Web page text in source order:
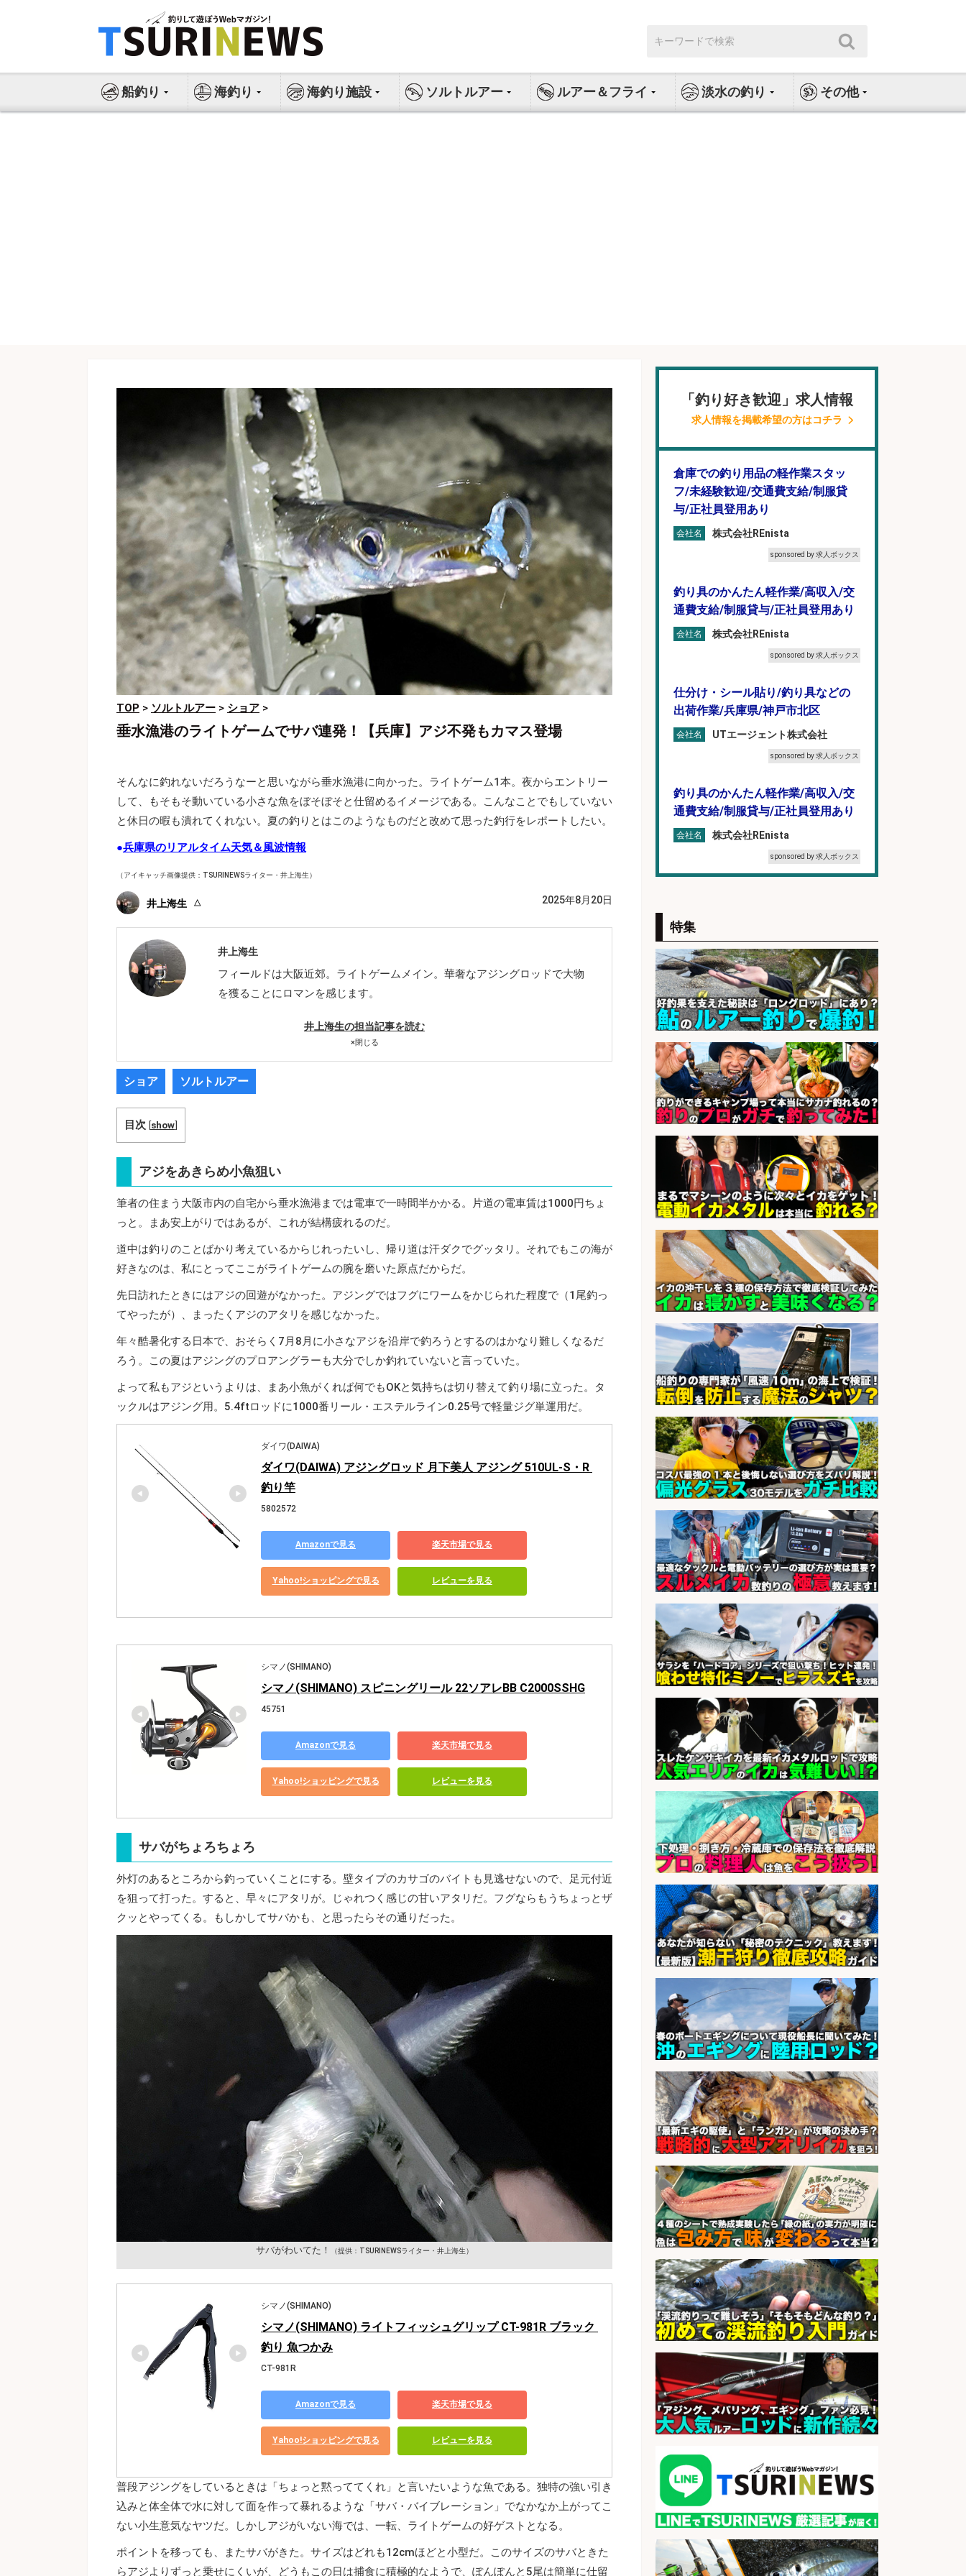
ス
索:
船釣り 海釣り 海釣り施設 ソルトルアー ルアー＆フライ 淡水の釣り その他
TOP > ソルトルアー > ショア >
垂水漁港のライトゲームでサバ連発！【兵庫】アジ不発もカマス登場
そんなに釣れないだろうなーと思いながら垂水漁港に向かった。ライトゲーム1本。夜からエントリー
して、もそもそ動いている小さな魚をぼそぼそと仕留めるイメージである。こんなことでもしていない
と休日の暇も潰れてくれない。夏の釣りとはこのようなものだと改めて思った釣行をレポートしたい。
●兵庫県のリアルタイム天気＆風波情報
（アイキャッチ画像提供：TSURINEWSライター・井上海生）
井上海生 2025年8月20日
井上海生
フィールドは大阪近郊。ライトゲームメイン。華奢なアジングロッドで大物
を獲ることにロマンを感じます。
井上海生の担当記事を読む
×閉じる
ショア ソルトルアー
目次 [show]
アジをあきらめ小魚狙い
筆者の住まう大阪市内の自宅から垂水漁港までは電車で一時間半かかる。片道の電車賃は1000円ちょ
っと。まあ安上がりではあるが、これが結構疲れるのだ。
道中は釣りのことばかり考えているからじれったいし、帰り道は汗ダクでグッタリ。それでもこの海が
好きなのは、私にとってここがライトゲームの腕を磨いた原点だからだ。
先日訪れたときにはアジの回遊がなかった。アジングではフグにワームをかじられた程度で（1尾釣っ
てやったが）、まったくアジのアタリを感じなかった。
年々酷暑化する日本で、おそらく7月8月に小さなアジを沿岸で釣ろうとするのはかなり難しくなるだ
ろう。この夏はアジングのプロアングラーも大分でしか釣れていないと言っていた。
よって私もアジというよりは、まあ小魚がくれば何でもOKと気持ちは切り替えて釣り場に立った。タ
ックルはアジング用。5.4ftロッドに1000番リール・エステルライン0.25号で軽量ジグ単運用だ。
ダイワ(DAIWA)
ダイワ(DAIWA) アジングロッド 月下美人 アジング 510UL-S・R
釣り竿
5802572
Amazonで見る 楽天市場で見る
Yahoo!ショッピングで見る レビューを見る
シマノ(SHIMANO)
シマノ(SHIMANO) スピニングリール 22ソアレBB C2000SSHG
45751
Amazonで見る 楽天市場で見る
Yahoo!ショッピングで見る レビューを見る
サバがちょろちょろ
外灯のあるところから釣っていくことにする。壁タイプのカサゴのバイトも見逃せないので、足元付近
を狙って打った。すると、早々にアタリが。じゃれつく感じの甘いアタリだ。フグならもうちょっとザ
クッとやってくる。もしかしてサバかも、と思ったらその通りだった。
サバがわいてた！ （提供：TSURINEWSライター・井上海生）
シマノ(SHIMANO)
シマノ(SHIMANO) ライトフィッシュグリップ CT-981R ブラック
釣り 魚つかみ
CT-981R
Amazonで見る 楽天市場で見る
Yahoo!ショッピングで見る レビューを見る
普段アジングをしているときは「ちょっと黙っててくれ」と言いたいような魚である。独特の強い引き
込みと体全体で水に対して面を作って暴れるような「サバ・バイブレーション」でなかなか上がってこ
ない小生意気なヤツだ。しかしアジがいない海では、一転、ライトゲームの好ゲストとなる。
ポイントを移っても、またサバがきた。サイズはどれも12cmほどと小型だ。このサイズのサバときた
らアジよりずっと乗せにくいが、どうもこの日は捕食に積極的なようで、ぽんぽんと5尾は簡単に仕留
「釣り好き歓迎」求人情報
求人情報を掲載希望の方はコチラ
倉庫での釣り用品の軽作業スタッ
フ/未経験歓迎/交通費支給/制服貸
与/正社員登用あり
会社名 株式会社REnista
sponsored by 求人ボックス
釣り具のかんたん軽作業/高収入/交
通費支給/制服貸与/正社員登用あり
会社名 株式会社REnista
sponsored by 求人ボックス
仕分け・シール貼り/釣り具などの
出荷作業/兵庫県/神戸市北区
会社名 UTエージェント株式会社
sponsored by 求人ボックス
釣り具のかんたん軽作業/高収入/交
通費支給/制服貸与/正社員登用あり
会社名 株式会社REnista
sponsored by 求人ボックス
のピッキング作業など/残業少なめ/
日勤&土日休み/未経験OK!
会社名
UTエージェント株式会社 関西第
二CU
sponsored by 求人ボックス
倉庫での釣り用品の軽作業スタッ
フ/未経験歓迎/交通費支給/制服貸
与/正社員登用あり
会社名 株式会社REnista
sponsored by 求人ボックス
営業事務/釣り具メーカーでの営業
アシスタントのお仕事/残業なし/即
日勤務可/営業事務/軽作業
株式会社パソナ
sponsored by 求人ボックス
販売スタッフ/「未経験歓迎」魚を
捌く作業なし!イオン食品売場スタッ
フ募集/東京都/目黒区
会社名 イオンスタイル碑文谷店
sponsored by 求人ボックス
営業事務/「大津市」「時給1,300
円」小野駅徒歩6分/釣り具メーカー
の物流事務・営業アシスタント/残
業なし×土日祝休み×大型連休あり/
滋賀県/大津市
会社名 株式会社ホットスタッフ滋賀
sponsored by 求人ボックス
精肉・青果・鮮魚販売/「志布志
市」「時給1,150円〜」志布志市内
でお魚のカットや商品の陳列スタッ
フ/車通勤OK×時間選べる×未経験歓
迎/鹿児島県/志布志市
会社名 株式会社ホットスタッフ鹿児島
sponsored by 求人ボックス
さらに求人情報を見る
特集